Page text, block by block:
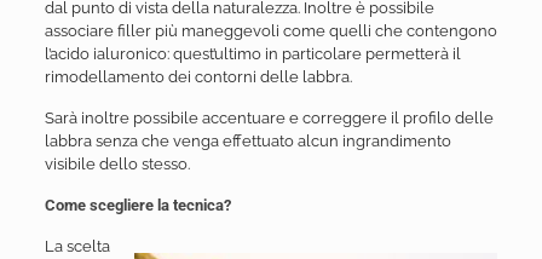
dal punto di vista della naturalezza. Inoltre è possibile
associare filler più maneggevoli come quelli che contengono
l’acido ialuronico: quest’ultimo in particolare permetterà il
rimodellamento dei contorni delle labbra.
Sarà inoltre possibile accentuare e correggere il profilo delle
labbra senza che venga effettuato alcun ingrandimento
visibile dello stesso.
Come scegliere la tecnica?
La scelta